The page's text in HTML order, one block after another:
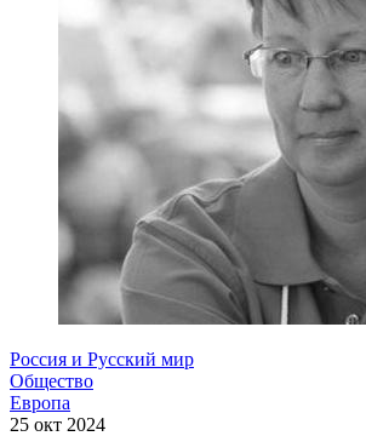
Россия и Русский мир
Общество
Европа
25 окт 2024